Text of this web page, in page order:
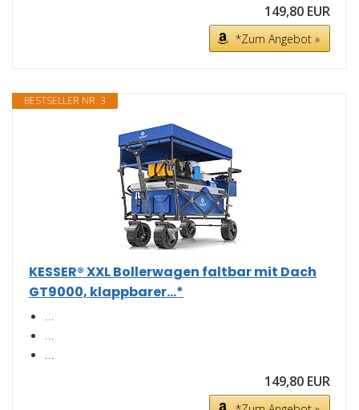
149,80 EUR
*Zum Angebot »
BESTSELLER NR. 3
KESSER® XXL Bollerwagen faltbar mit Dach
GT9000, klappbarer...*
...
...
...
149,80 EUR